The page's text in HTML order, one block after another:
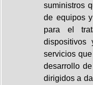
suministros
de equipos
para el
dispositivos
servicios
desarrollo
dirigidos a